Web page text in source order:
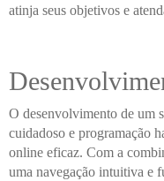
atinja seus objetivos e
O desenvolvimento de um
cuidadoso e programação
online eficaz. Com a
uma navegação intuitiva e